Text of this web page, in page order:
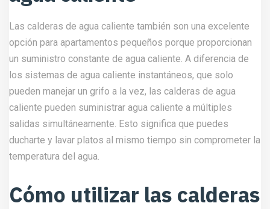
Las calderas de agua caliente también son una excelente
opción para apartamentos pequeños porque proporcionan
un suministro constante de agua caliente. A diferencia de
los sistemas de agua caliente instantáneos, que solo
pueden manejar un grifo a la vez, las calderas de agua
caliente pueden suministrar agua caliente a múltiples
salidas simultáneamente. Esto significa que puedes
ducharte y lavar platos al mismo tiempo sin comprometer la
temperatura del agua.
Cómo utilizar las calderas